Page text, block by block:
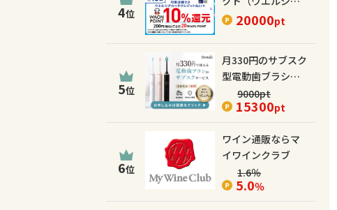
4位
カード）
20000pt
5位
月330円のサブスク
型電動歯ブラシ
【Dentaly】
9000pt
15300pt
6位
ワイン通販ならマ
イワインクラブ
1.6％
5.0％